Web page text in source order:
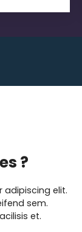
de
Denis
lignes 16
15
un DPE en
sont des
par
?
adipiscing elit.
sem.
et.